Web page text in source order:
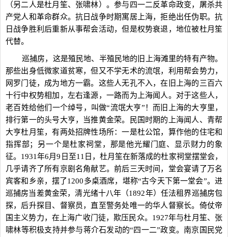
（另二人是杜月笙、张啸林）。参与四一二反革命政变，屠杀共
产党人和革命群众。抗日战争时期寓居上海，拒绝出任伪职。抗
日战争胜利后重新从事帮会活动，但是权势衰退，地位被杜月笙
代替。
巡捕房，这是殖民地、半殖民地的旧上海滩里的特有产物。
那些出身低微家道贫寒，但又不学无术的流氓，利用帮会势力，
网罗门徒，成为地方一霸。这些人无孔不入，在旧上海的三百六
十行中权势相加，左右逢源，一路而为上海闻人。对于这些人，
老百姓给他们一个绰号，叫做“流氓大亨”！而旧上海的大亨里，
排行第一的头号大亨，当推黄金荣。民国时期的上海闻人、青帮
大亨杜月笙，有两处招牌性场所：一是杜公馆，算作他的住宅和
指挥部；另一个是杜家祠堂，那是他光耀门庭、显示财力的象
征。1931年6月9日至11日，杜月笙在新落成的杜家祠堂摆堂会，
几乎请齐了所有京剧名角献艺。前后三天时间，堂会宴请了万名
宾客和乡亲，摆了1200多桌酒席，堪称“古今天下第一堂会”。进
巡捕房当差黄金荣，清光绪十八年（1892年）任法租界巡捕房包
探，后升探目、督察员，直至警务处唯一的华人督察长。倚仗帝
国主义势力，在上海广收门徒，欺压民众。1927年与杜月笙、张
啸林等积极支持并参与蒋介石发动的“四一二”政变。南京国民党